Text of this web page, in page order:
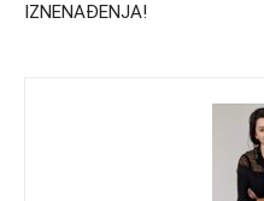
IZNENAĐENJA!